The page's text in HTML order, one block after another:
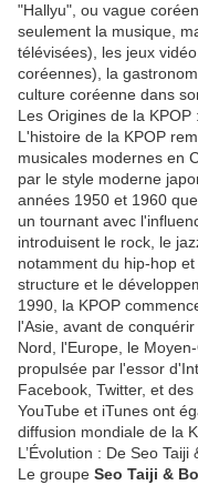
"Hallyu", ou vague
seulement la musique,
télévisées), les jeux
coréennes), la
culture coréenne dans
Les Origines de la
L'histoire de la KPOP
musicales modernes en
par le style moderne
années 1950 et 1960
un tournant avec
introduisent le rock, le
notamment du hip-hop
structure et le
1990, la KPOP
l'Asie, avant de
Nord, l'Europe, le
propulsée par l'essor
Facebook, Twitter, et
YouTube et iTunes ont
diffusion mondiale de la
L’Évolution : De Seo
Le groupe Seo Taiji &